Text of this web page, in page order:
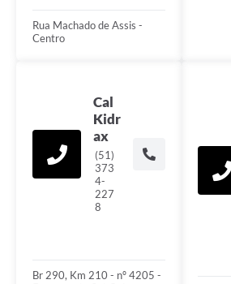
Rua Machado de Assis -
Centro
Cal
Kidr
ax
(51)
373
4-
227
8
Br 290, Km 210 - nº 4205 -